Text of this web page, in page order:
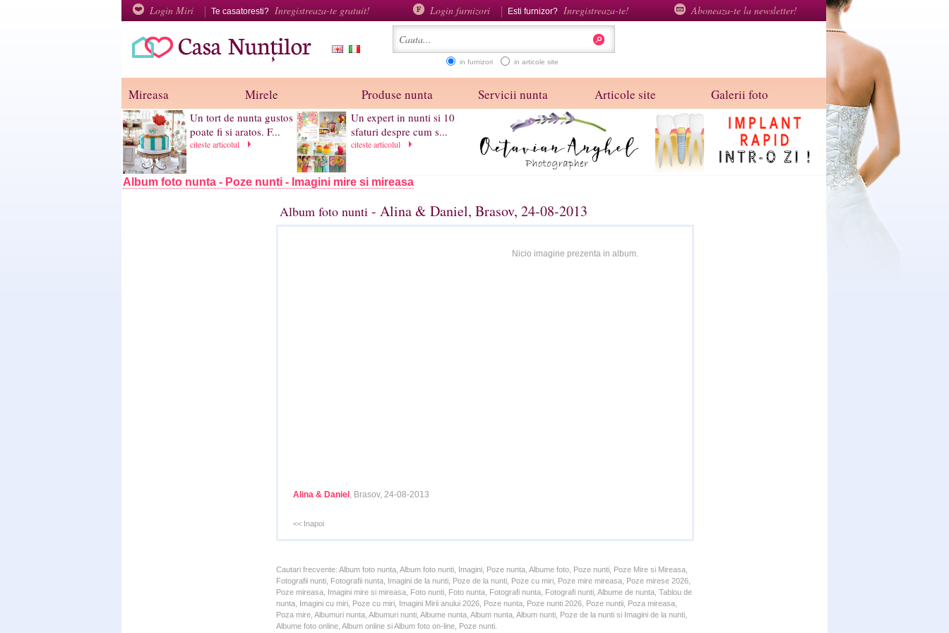
Login Miri Te casatoresti? Inregistreaza-te gratuit! Login furnizori Esti furnizor? Inregistreaza-te! Aboneaza-te la newsletter!
in furnizori in articole site
Mireasa Mirele Produse nunta Servicii nunta Articole site Galerii foto
Un tort de nunta gustos
poate fi si aratos. F...
citeste articolul
Un expert in nunti si 10
sfaturi despre cum s...
citeste articolul
Album foto nunta - Poze nunti - Imagini mire si mireasa
Album foto nunti - Alina & Daniel, Brasov, 24-08-2013
Nicio imagine prezenta in album.
Alina & Daniel , Brasov, 24-08-2013
<< Inapoi
Cautari frecvente: Album foto nunta, Album foto nunti, Imagini, Poze nunta, Albume foto, Poze nunti, Poze Mire si Mireasa,
Fotografii nunti, Fotografii nunta, Imagini de la nunti, Poze de la nunti, Poze cu miri, Poze mire mireasa, Poze mirese 2026,
Poze mireasa, Imagini mire si mireasa, Foto nunti, Foto nunta, Fotografi nunta, Fotografi nunti, Albume de nunta, Tablou de
nunta, Imagini cu miri, Poze cu miri, Imagini Mirii anului 2026, Poze nunta, Poze nunti 2026, Poze nuntii, Poza mireasa,
Poza mire, Albumuri nunta, Albumuri nunti, Albume nunta, Album nunta, Album nunti, Poze de la nunti si Imagini de la nunti,
Albume foto online, Album online si Album foto on-line, Poze nunti.